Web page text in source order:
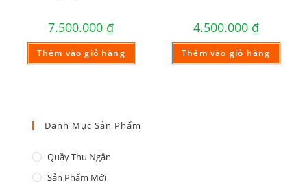
7.500.000 ₫
Thêm vào giỏ hàng
4.500.000 ₫
Thêm vào giỏ hàng
Danh Mục Sản Phẩm
Quầy Thu Ngân
Sản Phẩm Mới